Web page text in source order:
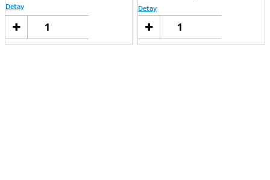
Detay
Sepete
Detay